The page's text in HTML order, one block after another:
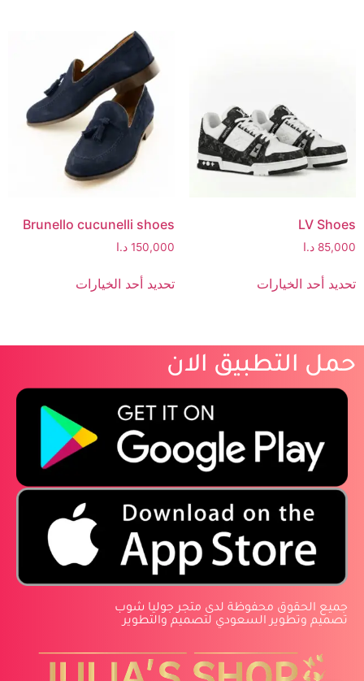
LV Shoes
85,000 د.ا
تحديد أحد الخيارات
Brunello cucunelli shoes
150,000 د.ا
تحديد أحد الخيارات
حمل التطبيق الان
‏جميع الحقوق محفوظة لدى متجر جوليا شوب
‏تصميم وتطوير السعودي لتصميم والتطوير